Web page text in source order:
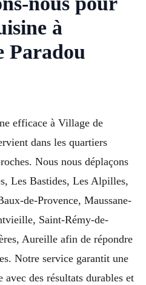
à
Paradou
efficace à Village de
dans les quartiers
Nous nous déplaçons
Les Bastides, Les Alpilles,
de-Provence, Maussane-
Saint-Rémy-de-
Aureille afin de répondre
Notre service garantit une
des résultats durables et